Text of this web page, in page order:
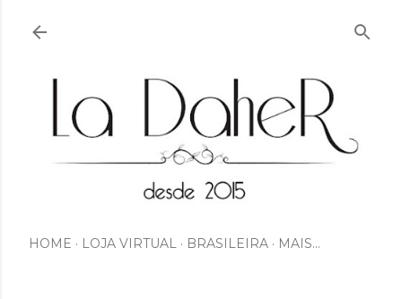
HOME LOJA VIRTUAL BRASILEIRA MAIS…